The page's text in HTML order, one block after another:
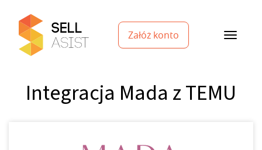
Załóż konto
Integracja Mada z TEMU